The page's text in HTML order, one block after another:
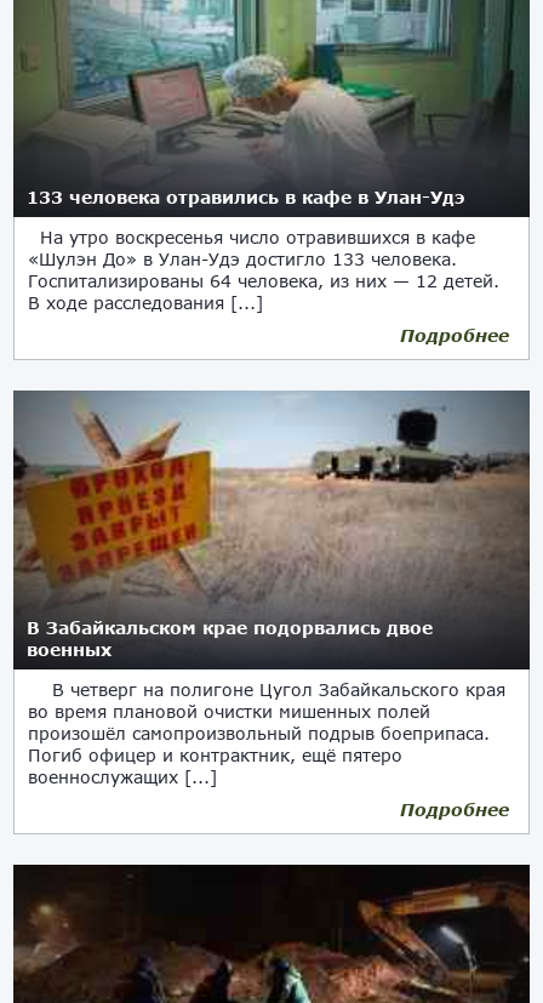
133 человека отравились в кафе в Улан-Удэ
На утро воскресенья число отравившихся в кафе
«Шулэн До» в Улан-Удэ достигло 133 человека.
Госпитализированы 64 человека, из них — 12 детей.
В ходе расследования [...]
Подробнее
В Забайкальском крае подорвались двое
военных
В четверг на полигоне Цугол Забайкальского края
во время плановой очистки мишенных полей
произошёл самопроизвольный подрыв боеприпаса.
Погиб офицер и контрактник, ещё пятеро
военнослужащих [...]
Подробнее